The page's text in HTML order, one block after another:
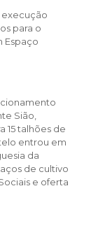
execução
para o
Espaço
Sião,
15 talhões de
entrou em
da
de cultivo
e oferta